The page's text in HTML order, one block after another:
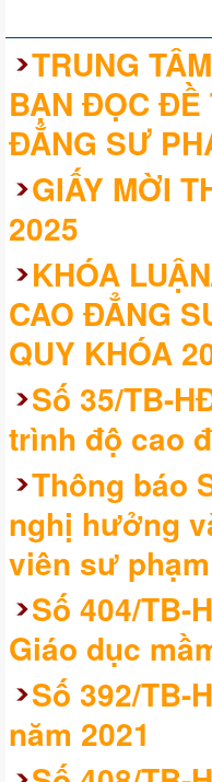
TRUNG
BẠN ĐỌC ĐỀ
ĐẲNG SƯ
GIẤY MỜI
2025
KHÓA
CAO ĐẲNG
QUY KHÓA
Số 35/TB-
trình độ cao
Thông báo
nghị hưởng
viên sư
Số 404/TB-
Giáo dục
Số 392/TB-
năm 2021